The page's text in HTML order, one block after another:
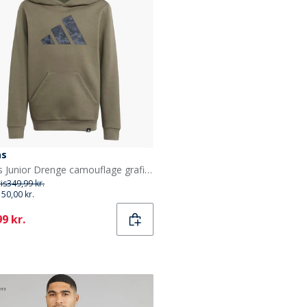
adidas Junior Drenge camouflage grafisk hættetrøje Olive Strata
349,99 kr.
kr.
kr.